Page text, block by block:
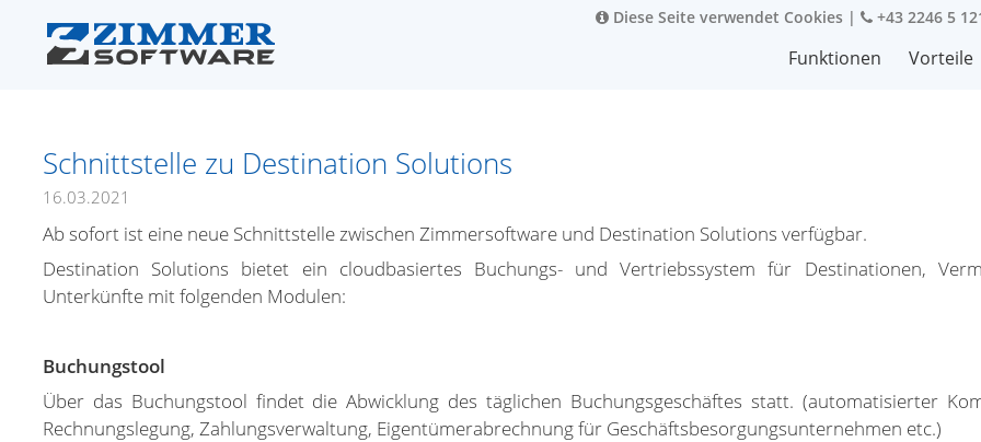
Diese Seite verwendet Cookies | +43 2246 5
Funktionen Vorteile
Schnittstelle zu Destination Solutions
16.03.2021
Ab sofort ist eine neue Schnittstelle zwischen Zimmersoftware und Destination Solutions verfügbar.
Destination Solutions bietet ein cloudbasiertes Buchungs- und Vertriebssystem für Destinationen,
Unterkünfte mit folgenden Modulen:
Buchungstool
Über das Buchungstool findet die Abwicklung des täglichen Buchungsgeschäftes statt. (automatisierter
Rechnungslegung, Zahlungsverwaltung, Eigentümerabrechnung für Geschäftsbesorgungsunternehmen etc.)